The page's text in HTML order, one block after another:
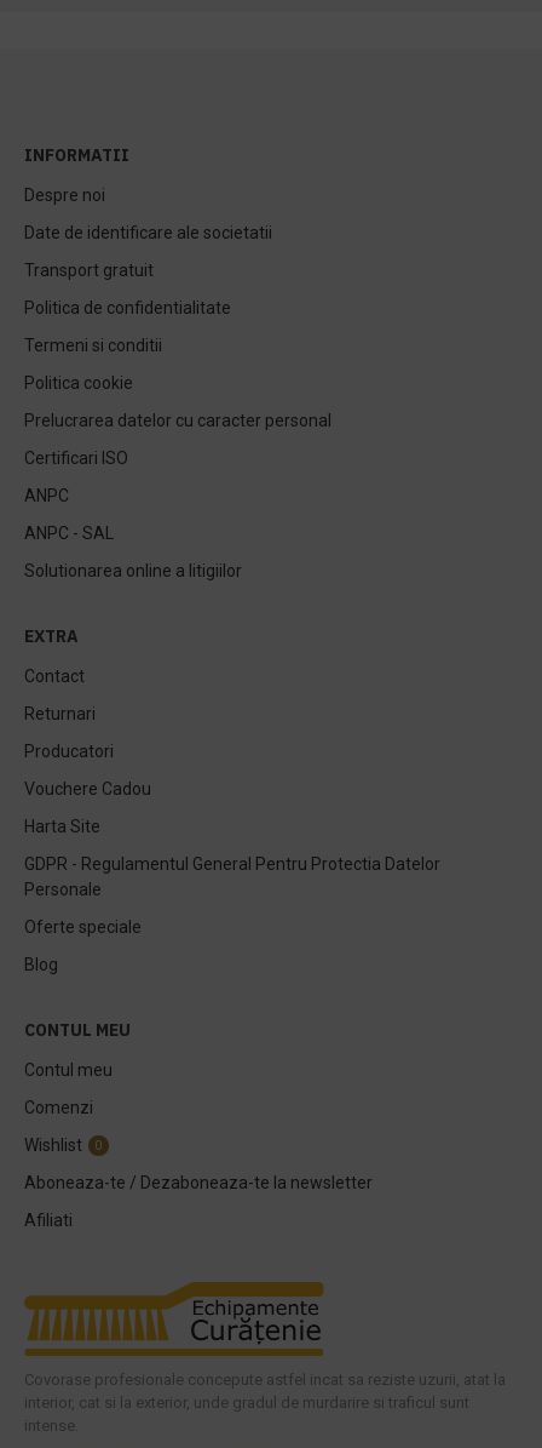
INFORMATII
Despre noi
Date de identificare ale societatii
Transport gratuit
Politica de confidentialitate
Termeni si conditii
Politica cookie
Prelucrarea datelor cu caracter personal
Certificari ISO
ANPC
ANPC - SAL
Solutionarea online a litigiilor
EXTRA
Contact
Returnari
Producatori
Vouchere Cadou
Harta Site
GDPR - Regulamentul General Pentru Protectia Datelor
Personale
Oferte speciale
Blog
CONTUL MEU
Contul meu
Comenzi
Wishlist
0
Aboneaza-te / Dezaboneaza-te la newsletter
Afiliati
Covorase profesionale concepute astfel incat sa reziste uzurii, atat la
interior, cat si la exterior, unde gradul de murdarire si traficul sunt
intense.